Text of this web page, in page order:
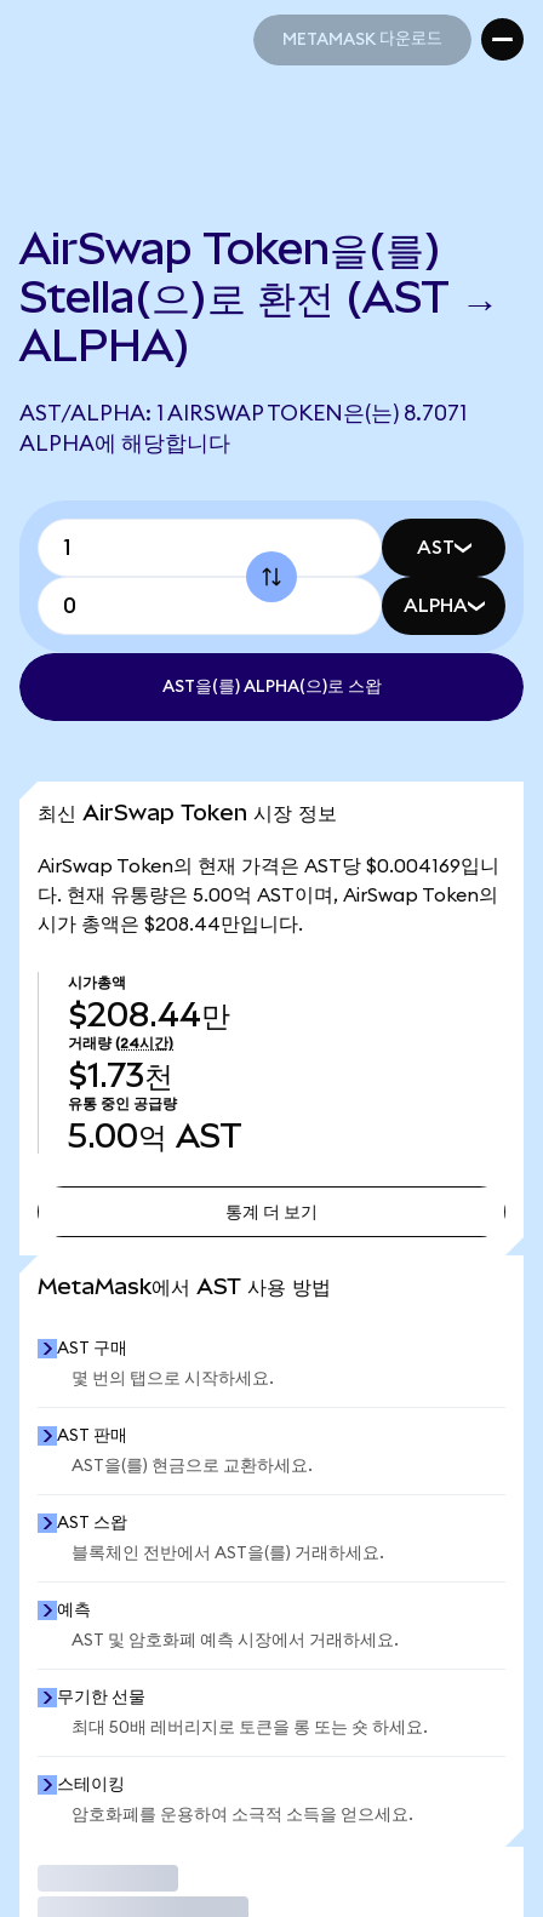
METAMASK 다운로드
AirSwap Token을(를)
Stella(으)로 환전 (AST →
ALPHA)
AST/ALPHA: 1 AIRSWAP TOKEN은(는) 8.7071
ALPHA에 해당합니다
AST
ALPHA
AST을(를) ALPHA(으)로 스왑
최신 AirSwap Token 시장 정보
AirSwap Token의 현재 가격은 AST당 $0.004169입니
다. 현재 유통량은 5.00억 AST이며, AirSwap Token의
시가 총액은 $208.44만입니다.
시가총액
$208.44만
거래량 (24시간)
$1.73천
유통 중인 공급량
5.00억 AST
통계 더 보기
MetaMask에서 AST 사용 방법
AST 구매
몇 번의 탭으로 시작하세요.
AST 판매
AST을(를) 현금으로 교환하세요.
AST 스왑
블록체인 전반에서 AST을(를) 거래하세요.
예측
AST 및 암호화폐 예측 시장에서 거래하세요.
무기한 선물
최대 50배 레버리지로 토큰을 롱 또는 숏 하세요.
스테이킹
암호화폐를 운용하여 소극적 소득을 얻으세요.